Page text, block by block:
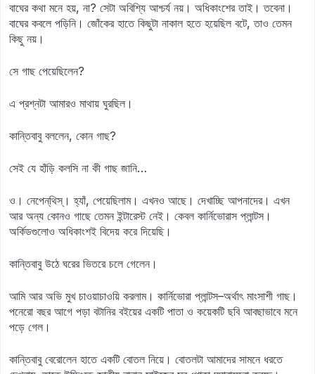
বাঘের কথা মনে হয়, না? সেটা অবিশ্যি আশ্চর্য নয়। অধিকাংশের তাই। তবেনা।
বাঘের কবলে পড়িনি। জোঁকের হাতে কিছুটা নাকাল হতে হয়েছিল বটে, তাও তেমন
কিছু নয়।
সে গাছ পেয়েছিলেন?
এ প্রশ্নটা আমারও মাথায় ঘুরছিল।
কান্তিবাবু বললেন, কোন গাছ?
সেই যে হাঁড়ি কলসি না কী গাছ জানি…
ও। নেপেন্‌থিস্‌। হ্যাঁ, পেয়েছিলাম। এখনও আছে। দেখাচ্ছি আপনাদের। এখন
আর অন্য কোনও গাছে তেমন ইন্টারেস্ট নেই। কেবল কার্নিভোরাস প্লান্টস।
অর্কিডগুলোও অধিকাংশই বিদেয় করে দিয়েছি।
কান্তিবাবু উঠে ঘরের ভিতরে চলে গেলেন।
আমি আর অভি মুখ চাওয়াচাওয়ি করলাম। কার্নিভোরা প্লান্টস–অর্থাৎ মাংসাশী গাছ।
পনেরো বছর আগে পড়া বটানির বইয়ের একটি পাতা ও কয়েকটি ছবি আবছাভাবে মনে
পড়ে গেল।
কান্তিবাবু বেরোলেন হাতে একটি বোতল নিয়ে। বোতলটা আমাদের সামনে ধরতে